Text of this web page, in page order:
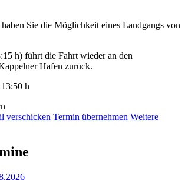
Sie die Möglichkeit eines Landgangs von
h) führt die Fahrt wieder an den
Hafen zurück.
h
verschicken Termin übernehmen Weitere